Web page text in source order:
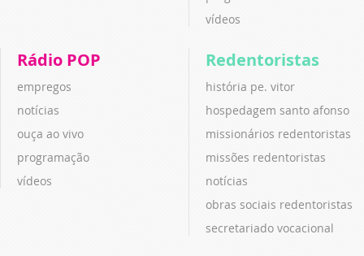
vídeos
Rádio POP
empregos
notícias
ouça ao vivo
programação
vídeos
Redentoristas
história pe. vitor
hospedagem santo afonso
missionários redentoristas
missões redentoristas
notícias
obras sociais redentoristas
secretariado vocacional